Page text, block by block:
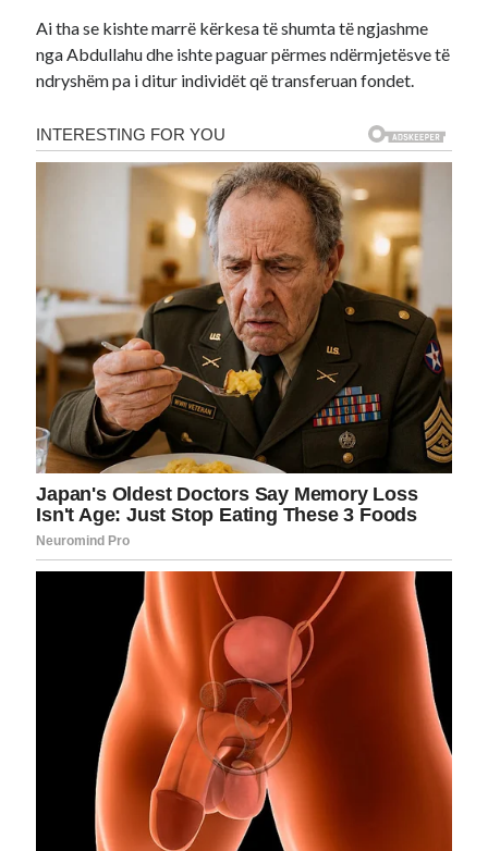
Ai tha se kishte marrë kërkesa të shumta të ngjashme
nga Abdullahu dhe ishte paguar përmes ndërmjetësve të
ndryshëm pa i ditur individët që transferuan fondet.